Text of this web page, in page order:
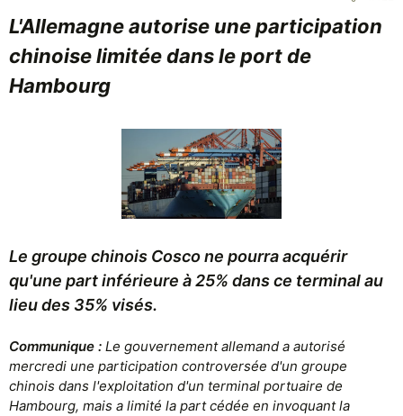
L'Allemagne autorise une participation
chinoise limitée dans le port de
Hambourg
Le groupe chinois Cosco ne pourra acquérir
qu'une part inférieure à 25% dans ce terminal au
lieu des 35% visés.
Communique : Le gouvernement allemand a autorisé
mercredi une participation controversée d'un groupe
chinois dans l'exploitation d'un terminal portuaire de
Hambourg, mais a limité la part cédée en invoquant la